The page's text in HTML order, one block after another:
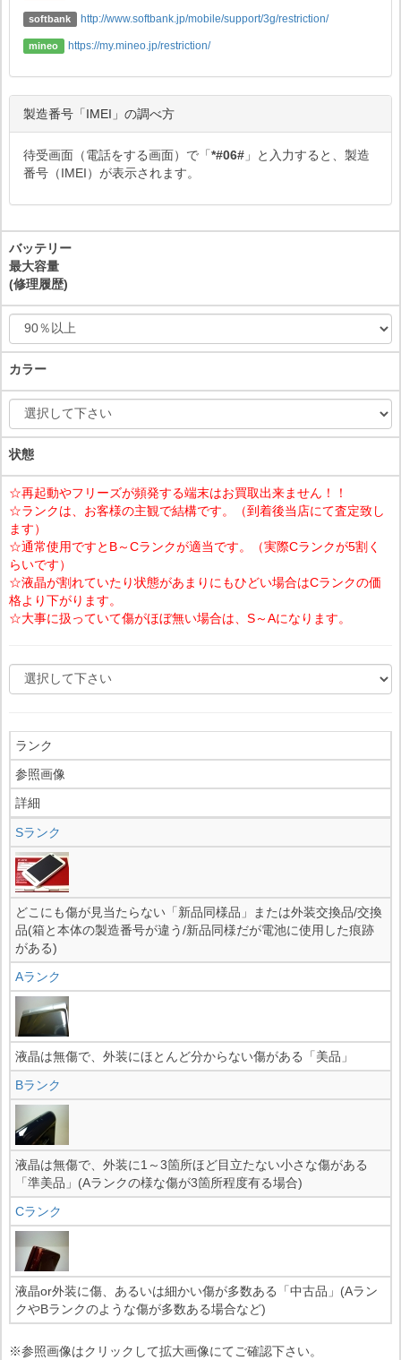
softbank http://www.softbank.jp/mobile/support/3g/restriction/
mineo https://my.mineo.jp/restriction/
製造番号「IMEI」の調べ方
待受画面（電話をする画面）で「*#06# 」と入力すると、製造
番号（IMEI）が表示されます。
バッテリー
最大容量
(修理履歴)
カラー
状態
☆再起動やフリーズが頻発する端末はお買取出来ません！！
☆ランクは、お客様の主観で結構です。（到着後当店にて査定致し
ます）
☆通常使用ですとB～Cランクが適当です。（実際Cランクが5割く
らいです）
☆液晶が割れていたり状態があまりにもひどい場合はCランクの価
格より下がります。
☆大事に扱っていて傷がほぼ無い場合は、S～Aになります。
ランク
参照画像
詳細
Sランク
どこにも傷が見当たらない「新品同様品」または外装交換品/交換
品(箱と本体の製造番号が違う/新品同様だが電池に使用した痕跡
がある)
Aランク
液晶は無傷で、外装にほとんど分からない傷がある「美品」
Bランク
液晶は無傷で、外装に1～3箇所ほど目立たない小さな傷がある
「準美品」(Aランクの様な傷が3箇所程度有る場合)
Cランク
液晶or外装に傷、あるいは細かい傷が多数ある「中古品」(Aラン
クやBランクのような傷が多数ある場合など)
※参照画像はクリックして拡大画像にてご確認下さい。